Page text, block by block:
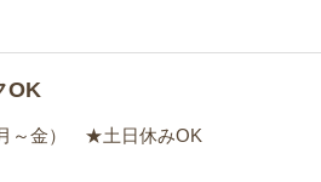
OK
～金） ★土日休みOK